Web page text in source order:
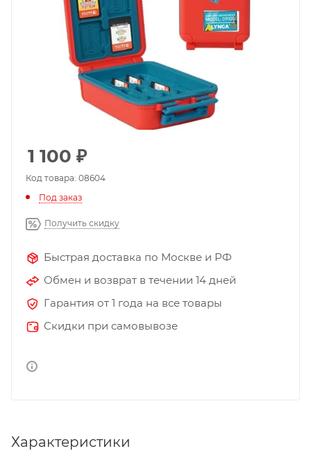
1 100 ₽
Код товара: 08604
Под заказ
Получить скидку
Быстрая доставка по Москве и РФ
Обмен и возврат в течении 14 дней
Гарантия от 1 года на все товары
Скидки при самовывозе
Характеристики